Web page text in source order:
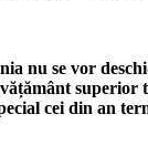
nu se vor
superior
cei din an